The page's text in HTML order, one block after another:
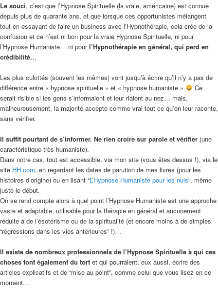
Le souci, c’est que l’Hypnose Spirituelle (la vraie, américaine) est connue
depuis plus de quarante ans, et que lorsque ces opportunistes mélangent
tout en essayant de faire un business avec l’Hypnothérapie, cela crée de la
confusion et ce n’est ni bon pour la vraie Hypnose Spirituelle, ni pour
l’Hypnose Humaniste… ni pourl’Hypnothérapie en général, qui perd en
crédibilité…
Les plus culottés (souvent les mêmes) vont jusqu’à écrire qu’il n’y a pas de
différence entre « hypnose spirituelle » et « hypnose humaniste »
Ce
serait risible si les gens s’informaient et leur riaient au nez… mais,
malheureusement, la majorité accepte comme vrai tout ce qu’on leur raconte,
sans vérifier.
Il suffit pourtant de s’informer. Ne rien croire sur parole et vérifier (une
caractéristique très humaniste).
Dans notre cas, tout est accessible, via mon site (vous êtes dessus !), via le
site HH.com, en regardant les dates de parution de mes livres (pour les
histoires d’origine) ou en lisant “L’Hypnose Humaniste pour les nuls“, même
juste le début.
On se rend compte alors à quel point l’Hypnose Humaniste est une approche
vaste et adaptable, utilisable pour la thérapie en général et aucunement
réduite à de l’ésotérisme ou de la spiritualité (et encore moins à de simples
“régressions dans les vies antérieures” !)…
Il existe de nombreux professionnels de l’Hypnose Spirituelle à qui ces
choses font également du tort et qui pourraient, eux aussi, écrire des
articles explicatifs et de “mise au point”, comme celui que vous lisez en ce
moment…